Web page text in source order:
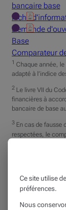
bancaire base
Fiche
Demande
Base
Comparateur
1 Chaque année,
adapté à l’indice
2 Le livre VII du
financières à
bancaire de base
3 En cas de fausse
respectées, le
Ce site utilise
préférences.
Nous